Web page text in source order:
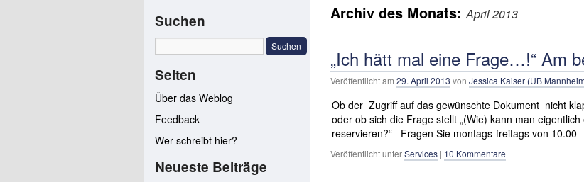
Archiv des Monats:April 2013
„Ich hätt mal eine Frage…!“ Am
Veröffentlicht am 29. April 2013 von Jessica Kaiser (UB
Ob der Zugriff auf das gewünschte Dokument nicht
oder ob sich die Frage stellt „(Wie) kann man
reservieren?“ Fragen Sie montags-freitags von
Veröffentlicht unterServices | 10 Kommentare
Suchen
Seiten
Über das Weblog
Feedback
Wer schreibt hier?
Neueste Beiträge